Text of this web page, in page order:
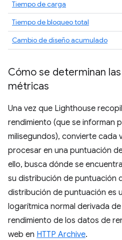
Tiempo de carga
Tiempo de bloqueo total
Cambio de diseño acumulado
Cómo se determinan
métricas
Una vez que Lighthouse
rendimiento (que se informan
milisegundos), convierte cada
procesar en una puntuación
ello, busca dónde se
su distribución de puntuación
distribución de puntuación es
logarítmica normal derivada
rendimiento de los datos de
web en HTTP Archive.